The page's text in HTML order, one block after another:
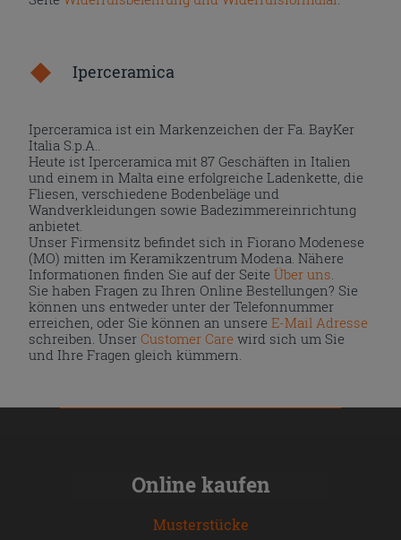
Iperceramica
Iperceramica ist ein Markenzeichen der Fa. BayKer
Italia S.p.A..
Heute ist Iperceramica mit 87 Geschäften in Italien
und einem in Malta eine erfolgreiche Ladenkette, die
Fliesen, verschiedene Bodenbeläge und
Wandverkleidungen sowie Badezimmereinrichtung
anbietet.
Unser Firmensitz befindet sich in Fiorano Modenese
(MO) mitten im Keramikzentrum Modena. Nähere
Informationen finden Sie auf der Seite Über uns
Sie haben Fragen zu Ihren Online Bestellungen? Sie
können uns entweder unter der Telefonnummer
erreichen, oder Sie können an unsereE-Mail Adresse
schreiben. UnserCustomer Care wird sich um Sie
und Ihre Fragen gleich kümmern.
Online kaufen
Musterstücke